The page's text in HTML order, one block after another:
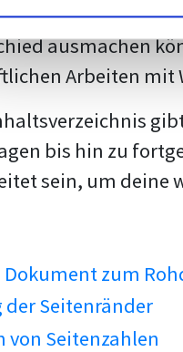
mehr für dich
ausmachen
Arbeiten mit
bis hin zu
sein, um deine
Dokument zum
Seitenränder
von Seitenzahlen